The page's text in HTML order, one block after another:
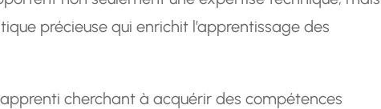
précieuse qui enrichit l’apprentissage des
apprenti cherchant à acquérir des compétences